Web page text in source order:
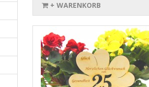
+ WARENKORB